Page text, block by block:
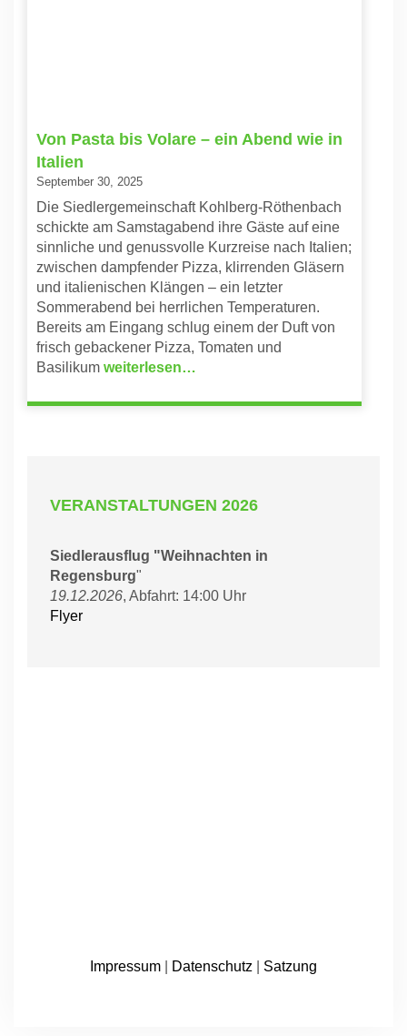
Von Pasta bis Volare – ein Abend wie in
Italien
September 30, 2025
Die Siedlergemeinschaft Kohlberg-Röthenbach
schickte am Samstagabend ihre Gäste auf eine
sinnliche und genussvolle Kurzreise nach Italien;
zwischen dampfender Pizza, klirrenden Gläsern
und italienischen Klängen – ein letzter
Sommerabend bei herrlichen Temperaturen.
Bereits am Eingang schlug einem der Duft von
frisch gebackener Pizza, Tomaten und
Basilikum weiterlesen…
VERANSTALTUNGEN 2026
Siedlerausflug "Weihnachten in
Regensburg"
19.12.2026, Abfahrt: 14:00 Uhr
Flyer
Impressum Datenschutz Satzung